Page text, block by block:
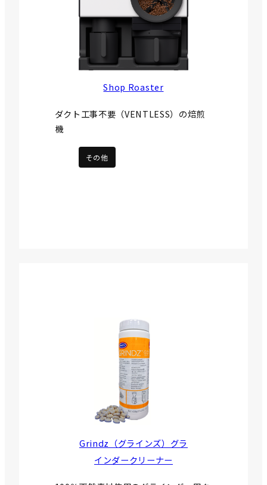
Shop Roaster
ダクト工事不要（VENTLESS）の焙煎
機
その他
Grindz（グラインズ）グラ
インダークリーナー